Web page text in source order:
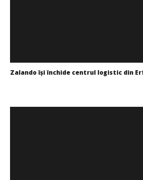
Cushman & Wakefield Echinox:
Zalando îşi închide centrul logistic din